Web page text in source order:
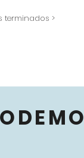
terminados >